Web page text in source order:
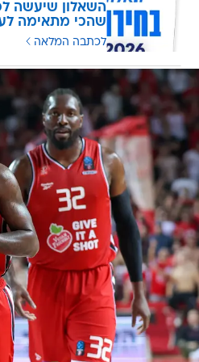
השאלון שיעשה
שהכי מתאימה
לכתבה המלאה